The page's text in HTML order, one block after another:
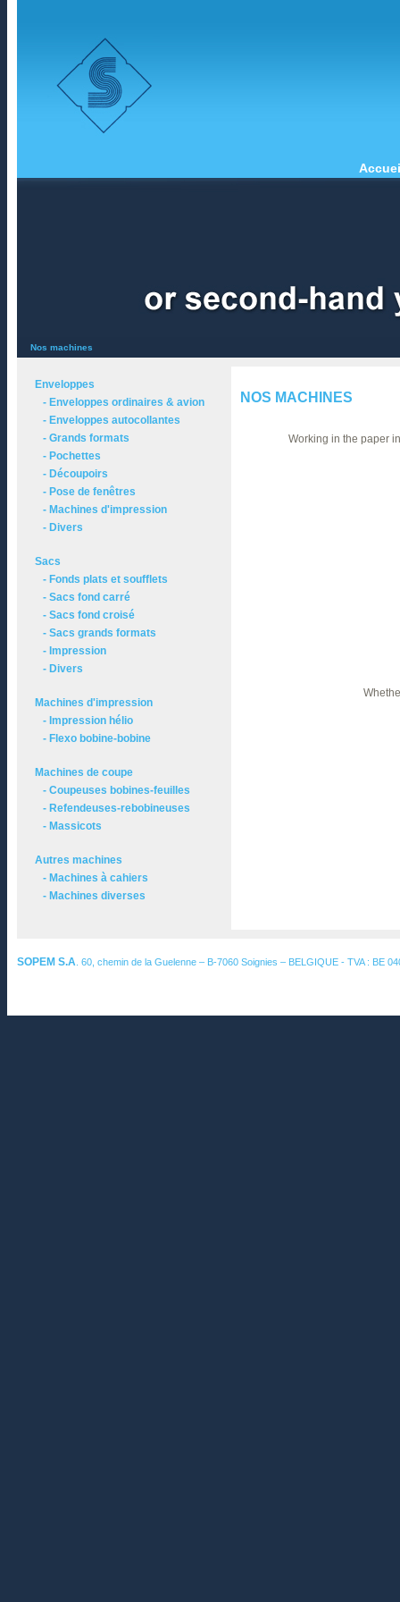
Nos machines
Enveloppes
- Enveloppes ordinaires & avion
- Enveloppes autocollantes
- Grands formats
- Pochettes
- Découpoirs
- Pose de fenêtres
- Machines d'impression
- Divers
Sacs
- Fonds plats et soufflets
- Sacs fond carré
- Sacs fond croisé
- Sacs grands formats
- Impression
- Divers
Machines d'impression
- Impression hélio
- Flexo bobine-bobine
Machines de coupe
- Coupeuses bobines-feuilles
- Refendeuses-rebobineuses
- Massicots
Autres machines
- Machines à cahiers
- Machines diverses
NOS MACHINES
Working in the paper
SOPEM S.A . 60, chemin de la Guelenne – B-7060 Soignies – BELGIQUE - TVA : BE